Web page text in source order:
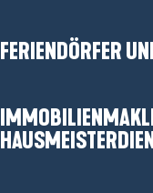
FERIENDÖRFER